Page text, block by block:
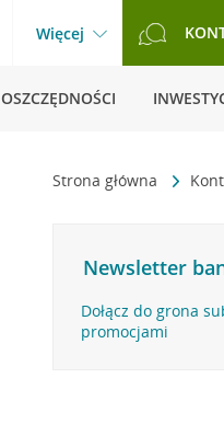
Więcej
OSZCZĘDNOŚCI
Strona główna
Newsletter
Dołącz do grona
promocjami